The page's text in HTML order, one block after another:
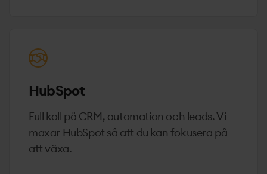
HubSpot
Full koll på CRM, automation och leads. Vi
maxar HubSpot så att du kan fokusera på
att växa.